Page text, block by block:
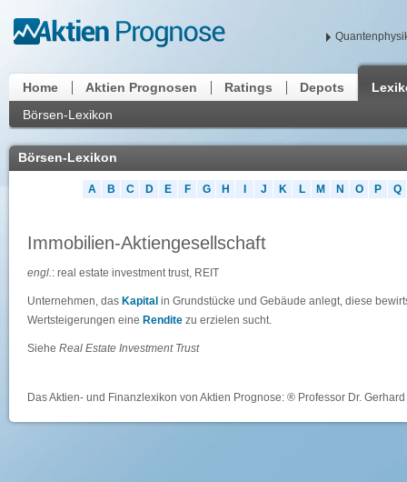
Home Aktien Prognosen Ratings Depots
Börsen-Lexikon
Börsen-Lexikon
A B C D E F G H J K L M N O P Q
Immobilien-Aktiengesellschaft
engl.: real estate investment trust, REIT
Unternehmen, das Kapital in Grundstücke und Gebäude anlegt, diese
Wertsteigerungen eine Rendite zu erzielen sucht.
Siehe Real Estate Investment Trust
Das Aktien- und Finanzlexikon von Aktien Prognose: ® Professor Dr.